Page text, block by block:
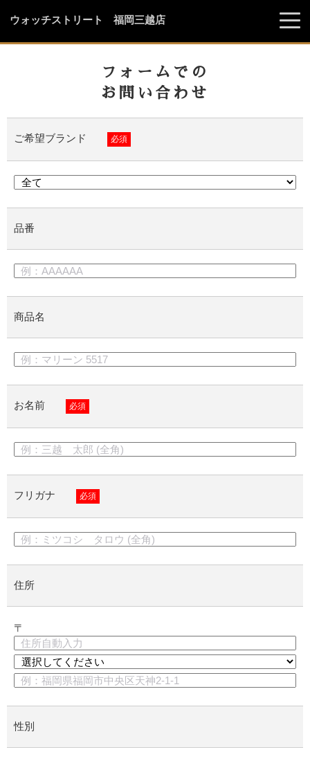
ウォッチストリート 福岡三越店
フォームでの
お問い合わせ
ご希望ブランド 必須
品番
商品名
お名前 必須
フリガナ 必須
住所
〒
性別